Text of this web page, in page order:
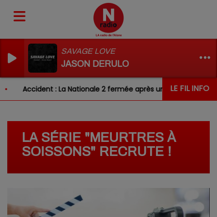
SAVAGE LOVE
JASON DERULO
LE FIL INFO
Accident : La Nationale 2 fermée après un choc entre deux
LA SÉRIE "MEURTRES À
SOISSONS" RECRUTE !